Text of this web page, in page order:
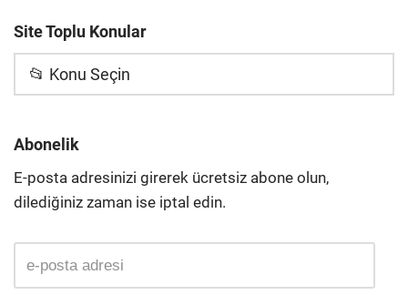
Site Toplu Konular
📂 Konu Seçin
Abonelik
E-posta adresinizi girerek ücretsiz abone olun,
dilediğiniz zaman ise iptal edin.